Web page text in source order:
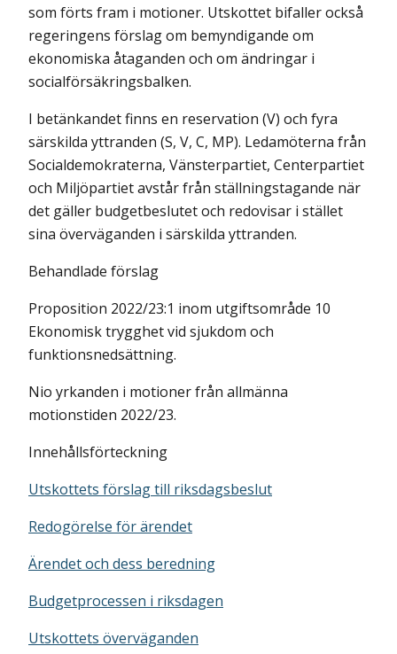
som förts fram i motioner. Utskottet bifaller också
regeringens förslag om bemyndigande om
ekonomiska åtaganden och om ändringar i
socialförsäkringsbalken.
I betänkandet finns en reservation (V) och fyra
särskilda yttranden (S, V, C, MP). Ledamöterna från
Socialdemokraterna, Vänsterpartiet, Centerpartiet
och Miljöpartiet avstår från ställningstagande när
det gäller budgetbeslutet och redovisar i stället
sina överväganden i särskilda yttranden.
Behandlade förslag
Proposition 2022/23:1 inom utgiftsområde 10
Ekonomisk trygghet vid sjuk­dom och
funktionsnedsättning.
Nio yrkanden i motioner från allmänna
motionstiden 2022/23.
Innehållsförteckning
Utskottets förslag till riksdagsbeslut
Redogörelse för ärendet
Ärendet och dess beredning
Budgetprocessen i riksdagen
Utskottets överväganden